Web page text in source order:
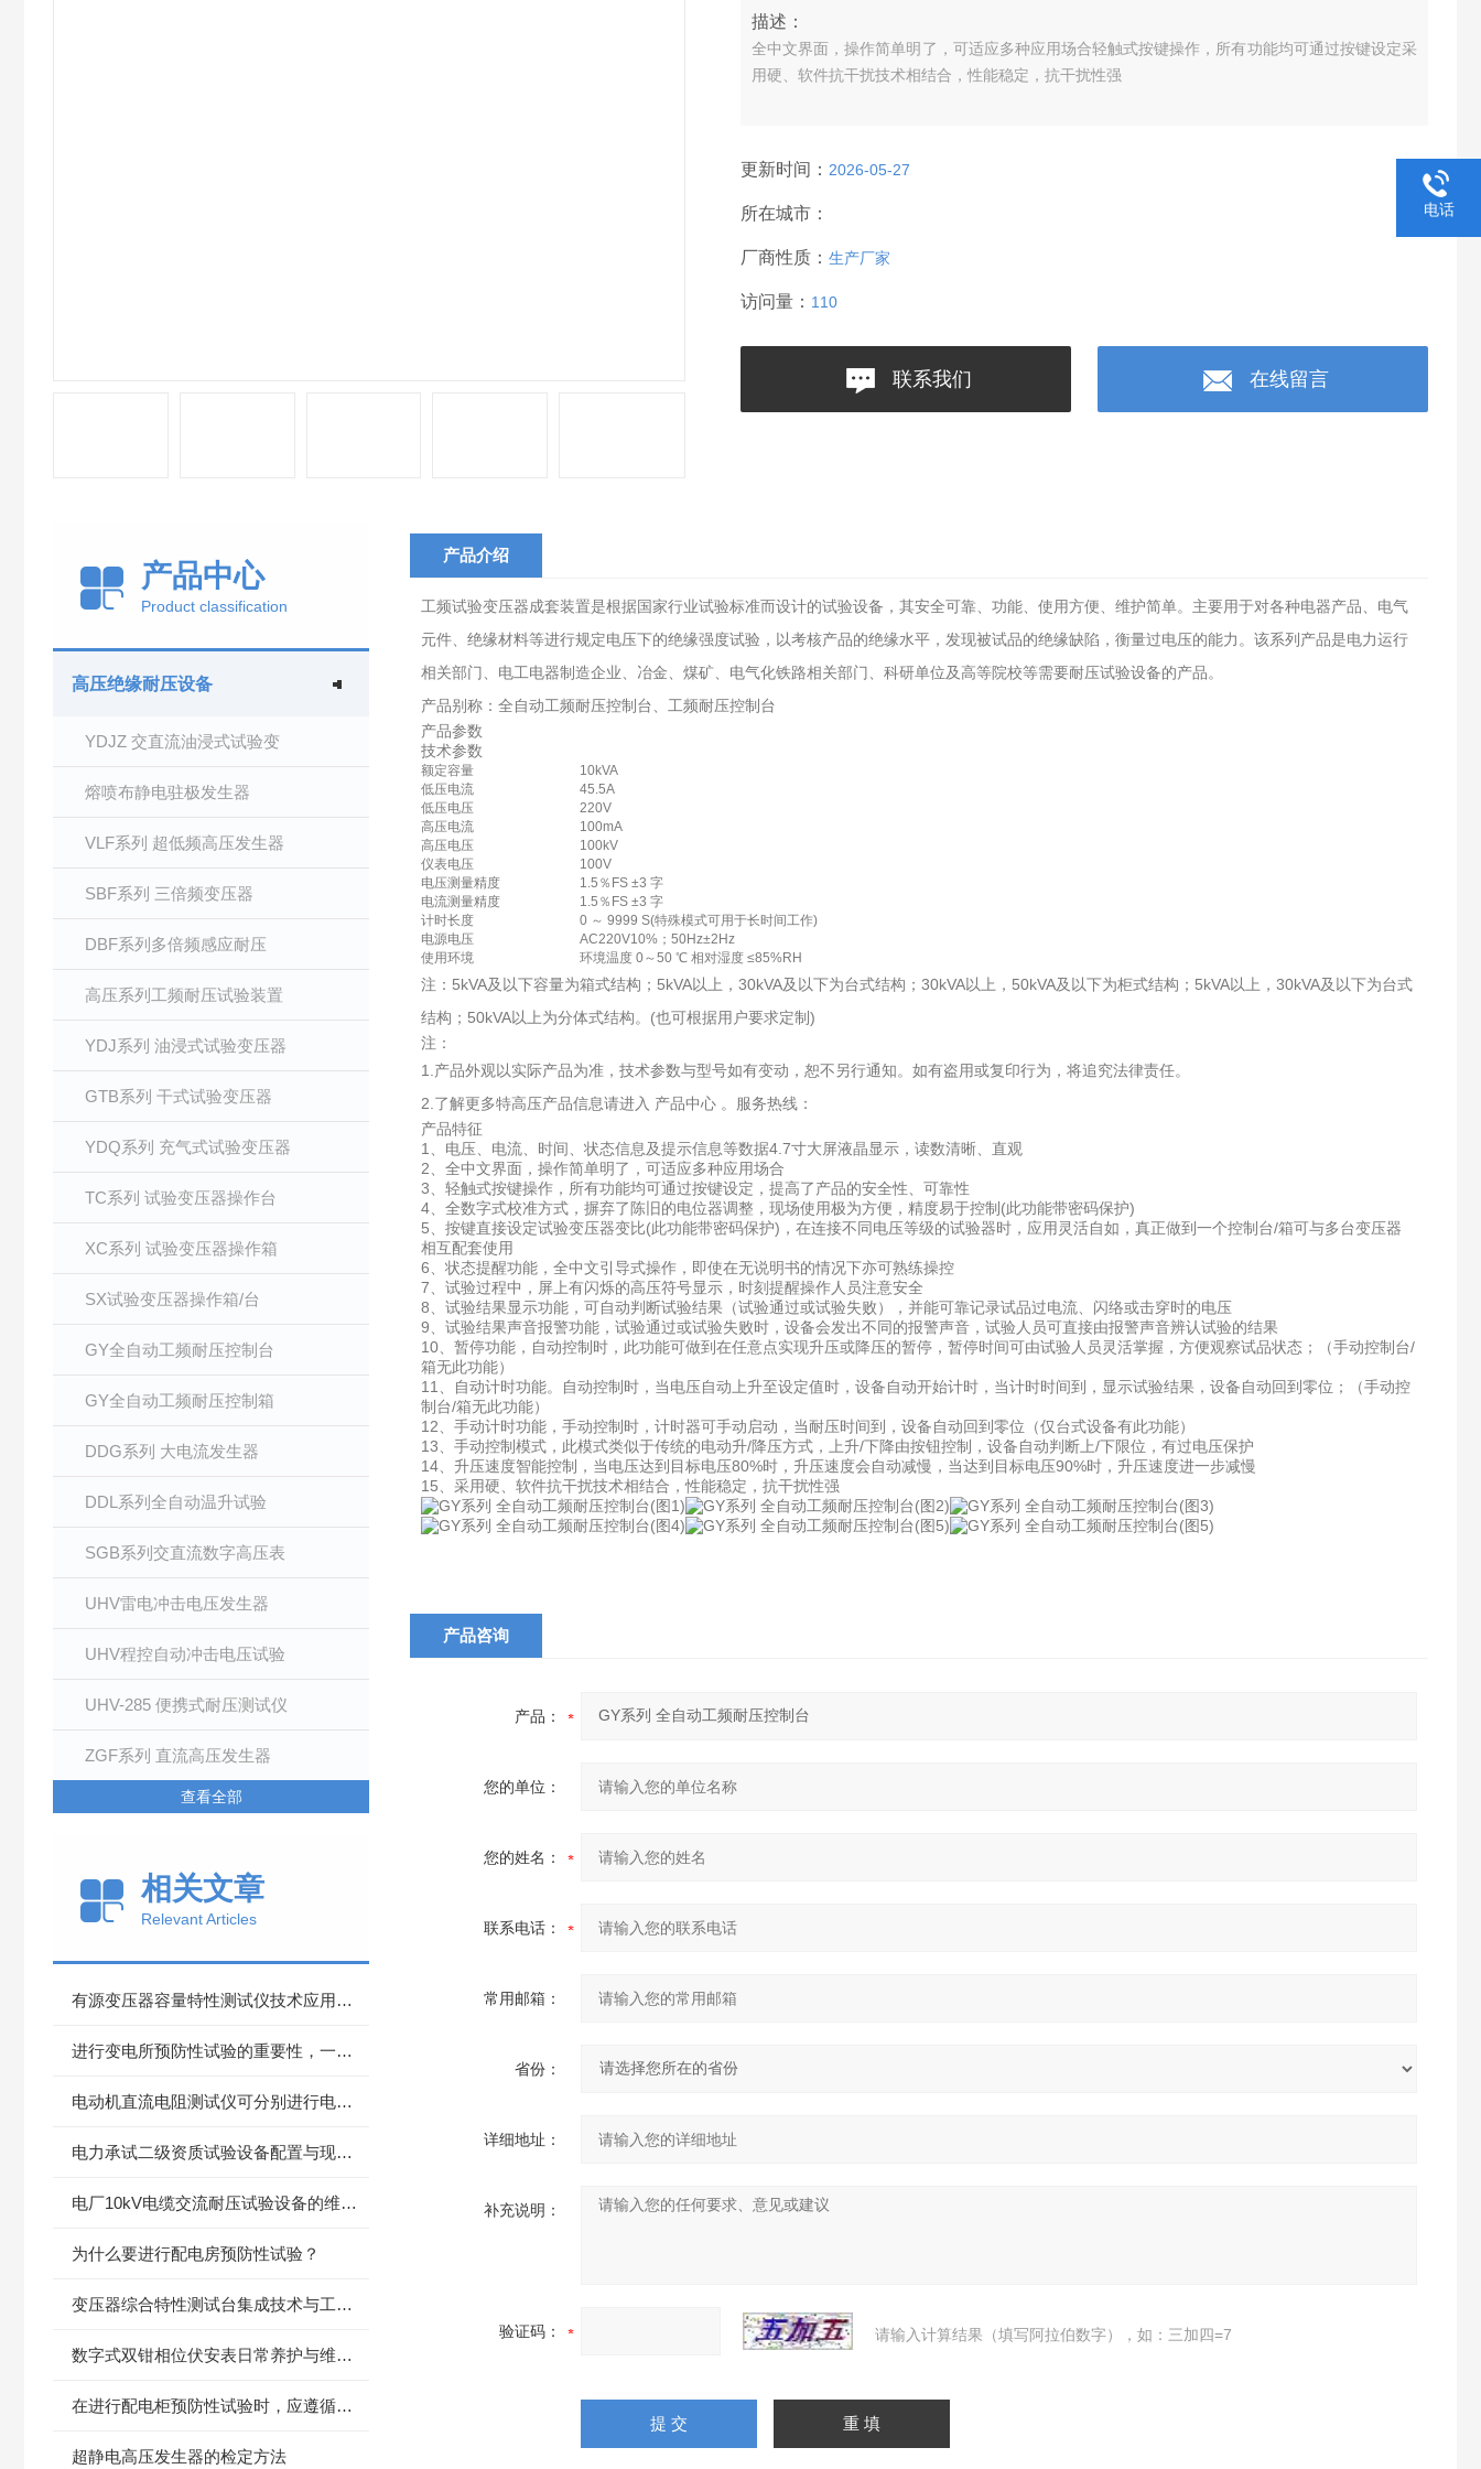
描述：
全中文界面，操作简单明了，可适应多种应用场合轻触式按键操作，所有功能均可通过按键设定采
用硬、软件抗干扰技术相结合，性能稳定，抗干扰性强
更新时间： 2026-05-27
所在城市：
厂商性质： 生产厂家
访问量： 110
联系我们 在线留言
产品中心
Product classification
高压绝缘耐压设备
YDJZ 交直流油浸式试验变
熔喷布静电驻极发生器
VLF系列 超低频高压发生器
SBF系列 三倍频变压器
DBF系列多倍频感应耐压
高压系列工频耐压试验装置
YDJ系列 油浸式试验变压器
GTB系列 干式试验变压器
YDQ系列 充气式试验变压器
TC系列 试验变压器操作台
XC系列 试验变压器操作箱
SX试验变压器操作箱/台
GY全自动工频耐压控制台
GY全自动工频耐压控制箱
DDG系列 大电流发生器
DDL系列全自动温升试验
SGB系列交直流数字高压表
UHV雷电冲击电压发生器
UHV程控自动冲击电压试验
UHV-285 便携式耐压测试仪
ZGF系列 直流高压发生器
查看全部
相关文章
Relevant Articles
有源变压器容量特性测试仪技术应用与性能分析
进行变电所预防性试验的重要性，一起了解下
电动机直流电阻测试仪可分别进行电流输出和电压测量
电力承试二级资质试验设备配置与现场应用技术探讨
电厂10kV电缆交流耐压试验设备的维护保养方法
为什么要进行配电房预防性试验？
变压器综合特性测试台集成技术与工程应用探析
数字式双钳相位伏安表日常养护与维护技术要点
在进行配电柜预防性试验时，应遵循以下步骤
超静电高压发生器的检定方法
产品介绍
工频试验变压器成套装置是根据国家行业试验标准而设计的试验设备，其安全可靠、功能、使用方便、维护简单。主要用于对各种电器产品、电气
元件、绝缘材料等进行规定电压下的绝缘强度试验，以考核产品的绝缘水平，发现被试品的绝缘缺陷，衡量过电压的能力。该系列产品是电力运行
相关部门、电工电器制造企业、冶金、煤矿、电气化铁路相关部门、科研单位及高等院校等需要耐压试验设备的产品。
产品别称：全自动工频耐压控制台、工频耐压控制台
产品参数
技术参数
额定容量
10kVA
低压电流
45.5A
低压电压
220V
高压电流
100mA
高压电压
100kV
仪表电压
100V
电压测量精度
1.5％FS ±3 字
电流测量精度
1.5％FS ±3 字
计时长度
0 ～ 9999 S(特殊模式可用于长时间工作)
电源电压
AC220V10%；50Hz±2Hz
使用环境
环境温度 0～50 ℃ 相对湿度 ≤85%RH
注：5kVA及以下容量为箱式结构；5kVA以上，30kVA及以下为台式结构；30kVA以上，50kVA及以下为柜式结构；5kVA以上，30kVA及以下为台式
结构；50kVA以上为分体式结构。(也可根据用户要求定制)
注：
1.产品外观以实际产品为准，技术参数与型号如有变动，恕不另行通知。如有盗用或复印行为，将追究法律责任。
2.了解更多特高压产品信息请进入 产品中心 。服务热线：
产品特征
1、电压、电流、时间、状态信息及提示信息等数据4.7寸大屏液晶显示，读数清晰、直观
2、全中文界面，操作简单明了，可适应多种应用场合
3、轻触式按键操作，所有功能均可通过按键设定，提高了产品的安全性、可靠性
4、全数字式校准方式，摒弃了陈旧的电位器调整，现场使用极为方便，精度易于控制(此功能带密码保护)
5、按键直接设定试验变压器变比(此功能带密码保护)，在连接不同电压等级的试验器时，应用灵活自如，真正做到一个控制台/箱可与多台变压器
相互配套使用
6、状态提醒功能，全中文引导式操作，即使在无说明书的情况下亦可熟练操控
7、试验过程中，屏上有闪烁的高压符号显示，时刻提醒操作人员注意安全
8、试验结果显示功能，可自动判断试验结果（试验通过或试验失败），并能可靠记录试品过电流、闪络或击穿时的电压
9、试验结果声音报警功能，试验通过或试验失败时，设备会发出不同的报警声音，试验人员可直接由报警声音辨认试验的结果
10、暂停功能，自动控制时，此功能可做到在任意点实现升压或降压的暂停，暂停时间可由试验人员灵活掌握，方便观察试品状态；（手动控制台/
箱无此功能）
11、自动计时功能。自动控制时，当电压自动上升至设定值时，设备自动开始计时，当计时时间到，显示试验结果，设备自动回到零位；（手动控
制台/箱无此功能）
12、手动计时功能，手动控制时，计时器可手动启动，当耐压时间到，设备自动回到零位（仅台式设备有此功能）
13、手动控制模式，此模式类似于传统的电动升/降压方式，上升/下降由按钮控制，设备自动判断上/下限位，有过电压保护
14、升压速度智能控制，当电压达到目标电压80%时，升压速度会自动减慢，当达到目标电压90%时，升压速度进一步减慢
15、采用硬、软件抗干扰技术相结合，性能稳定，抗干扰性强
产品咨询
产品：
您的单位：
您的姓名：
联系电话：
常用邮箱：
省份：
详细地址：
补充说明：
验证码： 请输入计算结果（填写阿拉伯数字），如：三加四=7
电话